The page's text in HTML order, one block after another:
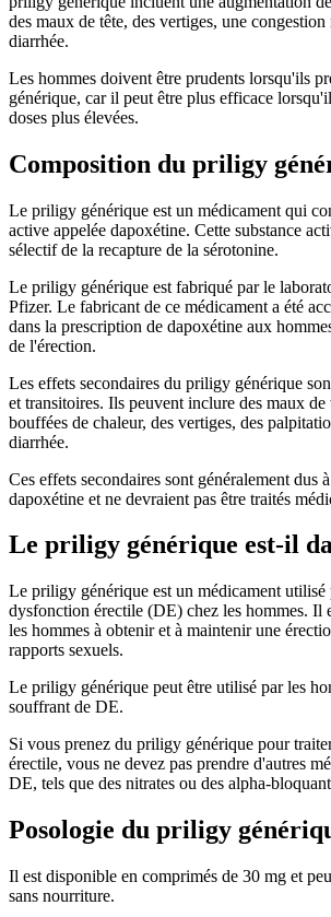
des maux de tête, des vertiges, une congestion
diarrhée.
Les hommes doivent être prudents lorsqu'ils
générique, car il peut être plus efficace
doses plus élevées.
Composition du priligy
Le priligy générique est un médicament qui
active appelée dapoxétine. Cette substance
sélectif de la recapture de la sérotonine.
Le priligy générique est fabriqué par le
Pfizer. Le fabricant de ce médicament a été
dans la prescription de dapoxétine aux
de l'érection.
Les effets secondaires du priligy générique
et transitoires. Ils peuvent inclure des maux de
bouffées de chaleur, des vertiges, des
diarrhée.
Ces effets secondaires sont généralement dus
dapoxétine et ne devraient pas être traités
Le priligy générique est-il
Le priligy générique est un médicament utilisé
dysfonction érectile (DE) chez les hommes. Il
les hommes à obtenir et à maintenir une
rapports sexuels.
Le priligy générique peut être utilisé par les
souffrant de DE.
Si vous prenez du priligy générique pour
érectile, vous ne devez pas prendre d'autres
DE, tels que des nitrates ou des alpha-
Posologie du priligy
Il est disponible en comprimés de 30 mg et
sans nourriture.